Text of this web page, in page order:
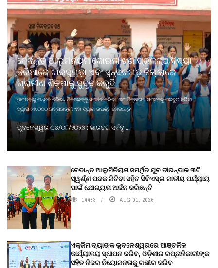
ବେଦାନ୍ତ ଆଲୁମିନିୟମ କୋଇଲା ଖଣି ପ୍ରକଳ୍ପ ବିଦ୍ୟା
ଜରିଆରେ ଝାରସୁଗୁଡ଼ା ଏବଂ ସୁନ୍ଦରଗଡ଼ ଜିଲ୍ଲାରେ
ଗ୍ରାମୀଣ ଶିକ୍ଷାକୁ ସୁଦୃଢ଼ କରୁଛି
ପାଠପଢାକୁ ଉନ୍ନତ କରିବା, ଶିକ୍ଷକଙ୍କୁ ସମର୍ଥନ କରିବା ଏବଂ ଶିକ୍ଷାଗତ ସମ୍ବଳକୁ ମଜବୁତ କରିବା
ଦ୍ୱାରା ୨୫,୦୦୦ ଛାତ୍ରଛାତ୍ରୀ ଏହା ଦ୍ୱାରା ଉପକୃତ ହୋଇଛନ୍ତି
ଭୁବନେଶ୍ୱର ୦୪/୦୮/୨୦୨୬ : ଭାରତର ସର୍ବବୃ ...
ବେଦାନ୍ତ ଆଲୁମିନିୟମ ସମର୍ଥିତ ଯୁବ ତୀରନ୍ଦାଜ ୩ଟି
ସ୍ୱର୍ଣ୍ଣ ପଦକ ଜିତିବା ସହିତ ସିବିଏସ୍ଇ ଜାତୀୟ ପର୍ଯ୍ୟାୟ
ପାଇଁ ଯୋଗ୍ୟତା ଅର୍ଜନ କରିଛନ୍ତି
14433 AUG 01, 2026
ଏକ୍ଜିମ ବ୍ୟାଙ୍କ ଭୁବନେଶ୍ୱରରେ ଆଞ୍ଚଳିକ
କାର୍ଯ୍ୟାଳୟ ସ୍ଥାପନ କରିବ, ଓଡ଼ିଶାର ରପ୍ତାନିକାରୀଙ୍କ
ସହିତ ନିଜର ନିୟୋଜନତାକୁ ଗଭୀର କରିବ